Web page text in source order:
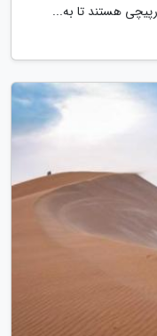
هستند تا به...